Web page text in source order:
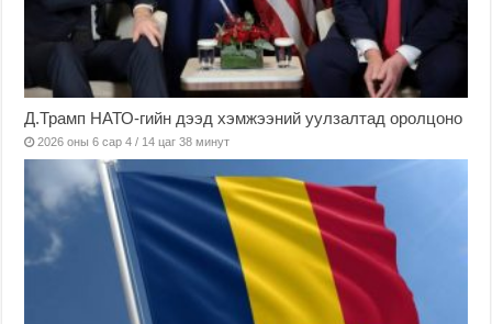
Д.Трамп НАТО-гийн дээд хэмжээний уулзалтад оролцоно
2026 оны 6 сар 4 / 14 цаг 38 минут